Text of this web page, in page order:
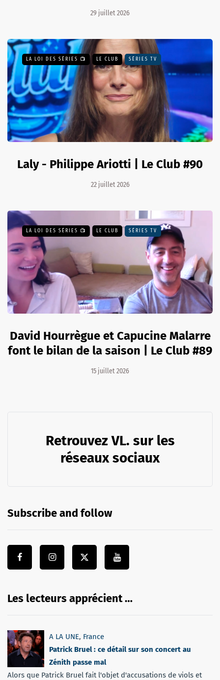
29 juillet 2026
LA LOI DES SÉRIES 📺 LE CLUB SÉRIES TV
Laly - Philippe Ariotti | Le Club #90
22 juillet 2026
LA LOI DES SÉRIES 📺 LE CLUB SÉRIES TV
David Hourrègue et Capucine Malarre
font le bilan de la saison | Le Club #89
15 juillet 2026
Retrouvez VL. sur les
réseaux sociaux
Subscribe and follow
Les lecteurs apprécient …
A LA UNE, France
Patrick Bruel : ce détail sur son concert au
Zénith passe mal
Alors que Patrick Bruel fait l'objet d'accusations de viols et